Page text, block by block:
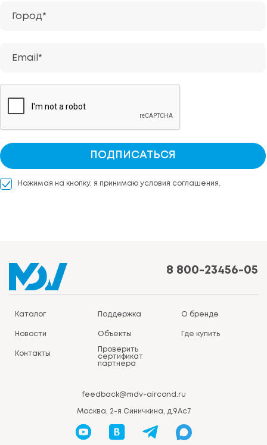
Город*
Email*
ПОДПИСАТЬСЯ
Нажимая на кнопку, я принимаю условия соглашения.
8 800-23456-05
Каталог Поддержка О бренде
Новости Объекты Где купить
Контакты
Проверить
сертификат
партнера
feedback@mdv-aircond.ru
Москва, 2-я Синичкина, д.9Ас7